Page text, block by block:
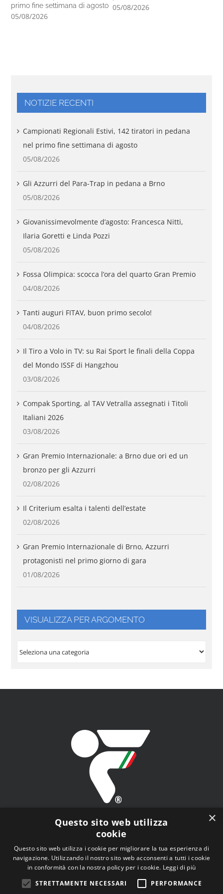
primo fine settimana di agosto
05/08/2026
05/08/2026
NOTIZIE RECENTI
Campionati Regionali Estivi, 142 tiratori in pedana
nel primo fine settimana di agosto
05/08/2026
Gli Azzurri del Para-Trap in pedana a Brno
05/08/2026
Giovanissimevolmente d’agosto: Francesca Nitti,
Ilaria Goretti e Linda Pozzi
05/08/2026
Fossa Olimpica: scocca l’ora del quarto Gran Premio
04/08/2026
Tanti auguri FITAV, buon primo secolo!
04/08/2026
Il Tiro a Volo in TV: su Rai Sport le finali della Coppa
del Mondo ISSF di Hangzhou
03/08/2026
Compak Sporting, al TAV Vetralla assegnati i Titoli
Italiani 2026
03/08/2026
Gran Premio Internazionale: a Brno due ori ed un
bronzo per gli Azzurri
02/08/2026
Il Criterium esalta i talenti dell’estate
02/08/2026
Gran Premio Internazionale di Brno, Azzurri
protagonisti nel primo giorno di gara
01/08/2026
VISUALIZZA PER ARGOMENTO
FITAV - Federazione Italiana Tiro a Volo - Viale Tiziano
×
Questo sito web utilizza
cookie
Questo sito web utilizza i cookie per migliorare la tua esperienza di
navigazione. Utilizzando il nostro sito web acconsenti a tutti i cookie
in conformità con la nostra policy per i cookie. Leggi di più
STRETTAMENTE NECESSARI
PERFORMANCE